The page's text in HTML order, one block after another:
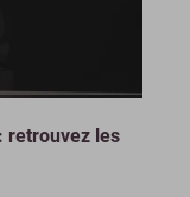
retrouvez les